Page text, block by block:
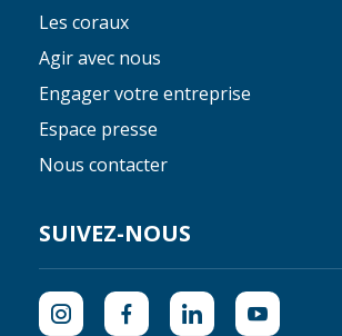
Les coraux
Agir avec nous
Engager votre entreprise
Espace presse
Nous contacter
SUIVEZ-NOUS